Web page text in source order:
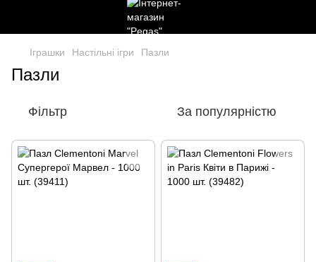
Іграшки Настільні ігри Пазли
Пазли
Фільтр За популярністю